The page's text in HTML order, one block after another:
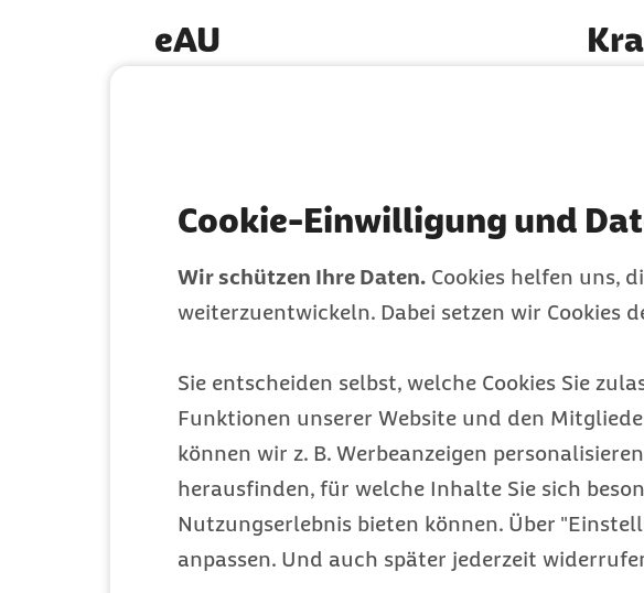
Cookie-Einwilligung und
Wir schützen Ihre Daten. Cookies helfen uns,
weiterzuentwickeln. Dabei setzen wir Cookies
Sie entscheiden selbst, welche Cookies Sie
Funktionen unserer Website und den
können wir z. B. Werbeanzeigen
herausfinden, für welche Inhalte Sie sich
Nutzungserlebnis bieten können. Über
anpassen. Und auch später jederzeit
eAU
Entdecken Sie Ihre Vorteile
lassen